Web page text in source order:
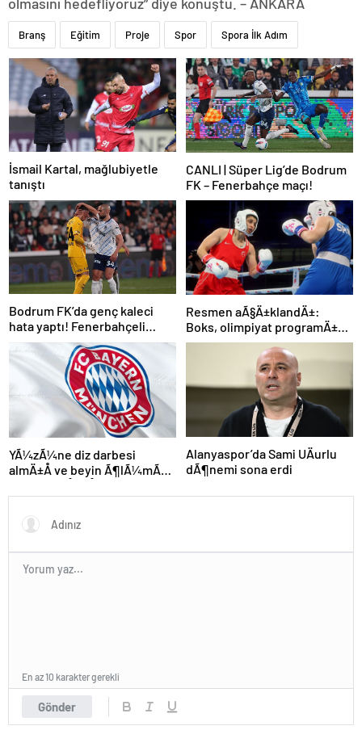
Branş Eğitim Proje Spor Spora İlk Adım
İsmail Kartal, mağlubiyetle
tanıştı
CANLI | Süper Lig’de Bodrum
FK – Fenerbahçe maçı!
Bodrum FK’da genç kaleci
hata yaptı! Fenerbahçeli
futbolcular teselli etti
Resmen aÃ§Ä±klandÄ±:
Boks, olimpiyat programÄ±na
dahil edildi
YÃ¼zÃ¼ne diz darbesi
almÄ±Å ve beyin Ã¶lÃ¼mÃ¼
MÃ¼nih DÃ¼nya
KarmasÄ±’nÄ±n genÃ§
futbolcusu hayatÄ±nÄ±
Alanyaspor’da Sami UÄurlu
dÃ¶nemi sona erdi
Gönder
En az 10 karakter gerekli